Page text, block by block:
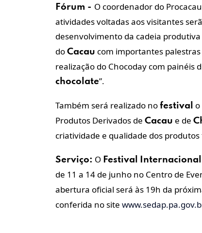
Fórum - O coordenador do
atividades voltadas aos visitantes
desenvolvimento da cadeia
do Cacau com importantes
realização do Chocoday com painéis
chocolate”.
Também será realizado no festival
Produtos Derivados de Cacau e de
criatividade e qualidade dos
Serviço: O Festival Internacional
de 11 a 14 de junho no Centro de
abertura oficial será às 19h da
conferida no site